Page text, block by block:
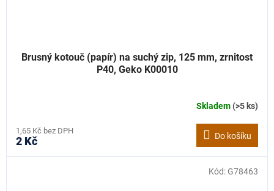
Brusný kotouč (papír) na suchý zip, 125 mm, zrnitost
P40, Geko K00010
Skladem(>5 ks)
1,65 Kč bez DPH
2 Kč Do košíku
Kód: G78463